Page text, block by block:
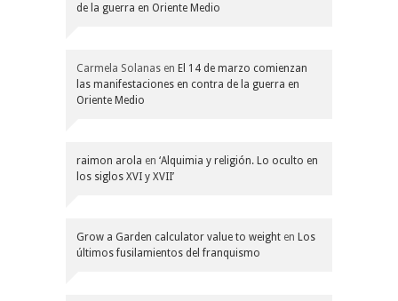
de la guerra en Oriente Medio
Carmela Solanas en El 14 de marzo comienzan
las manifestaciones en contra de la guerra en
Oriente Medio
raimon arola en ‘Alquimia y religión. Lo oculto en
los siglos XVI y XVII’
Grow a Garden calculator value to weight en Los
últimos fusilamientos del franquismo